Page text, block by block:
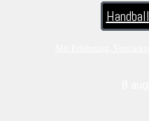
Handball